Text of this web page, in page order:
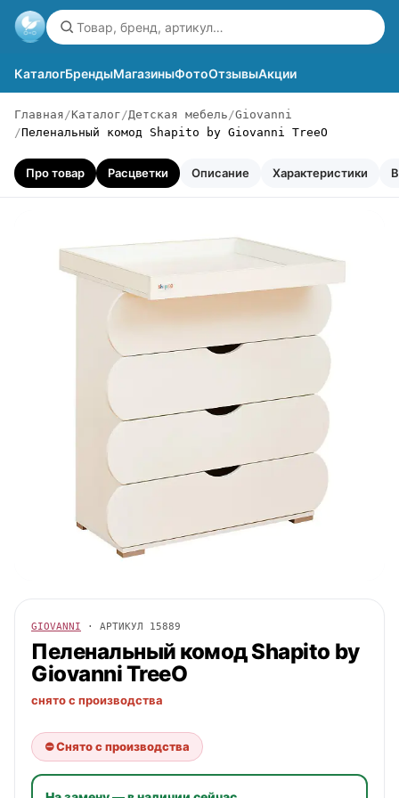
КаталогБрендыМагазиныФотоОтзывыАкции
Главная Каталог Детская мебель Giovanni
Пеленальный комод Shapito by Giovanni TreeO
Про товар Расцветки Описание Характеристики
GIOVANNI · АРТИКУЛ 15889
Пеленальный комод Shapito by
GiovanniTreeO
снято с производства
⛔ Снято с производства